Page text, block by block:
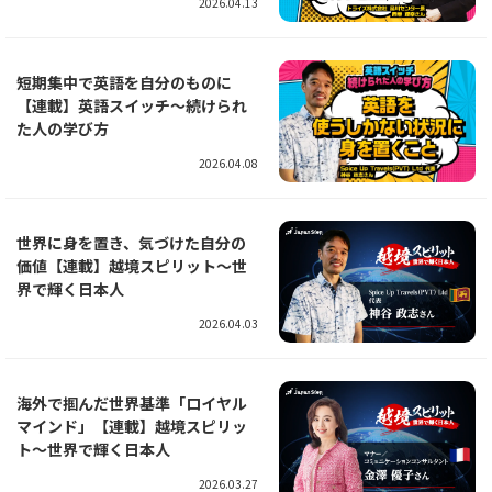
短期集中で英語を自分のものに
【連載】英語スイッチ～続けられ
た人の学び方
2026.04.08
世界に身を置き、気づけた自分の
価値【連載】越境スピリット～世
界で輝く日本人
2026.04.03
海外で掴んだ世界基準「ロイヤル
マインド」【連載】越境スピリッ
ト～世界で輝く日本人
2026.03.27